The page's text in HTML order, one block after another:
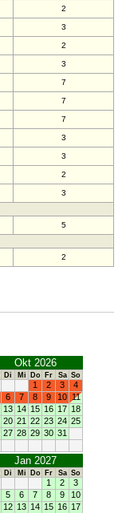
2
3
2
3
7
7
7
3
3
2
3
5
2
Okt 2026
Di Mi Do Fr Sa So
1 2 3
4
6 7 8 9 10 11
13 14 15 16 17 18
20 21 22 23 24 25
27 28 29 30 31
Jan 2027
Di Mi Do Fr Sa So
1 2
3
5 6 7 8 9
10
12 13 14 15 16 17